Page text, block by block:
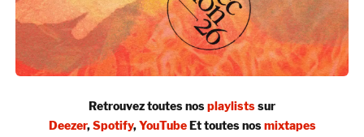
Retrouvez toutes nosplaylistssur
Deezer,Spotify,YouTubeEt toutes nosmixtapes